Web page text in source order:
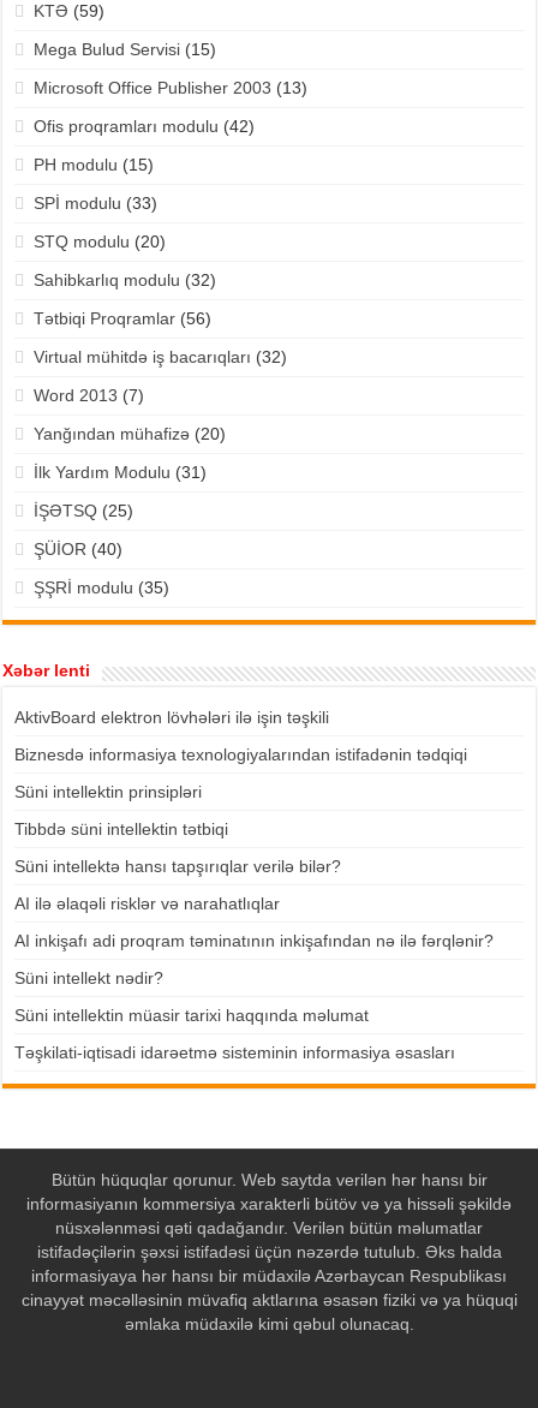
KTƏ (59)
Mega Bulud Servisi(15)
Microsoft Office Publisher 2003 (13)
Ofis proqramları modulu (42)
PH modulu (15)
SPİ modulu (33)
STQ modulu (20)
Sahibkarlıq modulu (32)
Tətbiqi Proqramlar(56)
Virtual mühitdə iş bacarıqları (32)
Word 2013 (7)
Yanğından mühafizə(20)
İlk Yardım Modulu (31)
İŞƏTSQ(25)
ŞÜİOR (40)
ŞŞRİ modulu (35)
Xəbər lenti
AktivBoard elektron lövhələri ilə işin təşkili
Biznesdə informasiya texnologiyalarından istifadənin tədqiqi
Süni intellektin prinsipləri
Tibbdə süni intellektin tətbiqi
Süni intellektə hansı tapşırıqlar verilə bilər?
AI ilə əlaqəli risklər və narahatlıqlar
AI inkişafı adi proqram təminatının inkişafından nə ilə fərqlənir?
Süni intellekt nədir?
Süni intellektin müasir tarixi haqqında məlumat
Təşkilati-iqtisadi idarəetmə sisteminin informasiya əsasları
Bütün hüquqlar qorunur. Web saytda verilən hər hansı bir
informasiyanın kommersiya xarakterli bütöv və ya hissəli şəkildə
nüsxələnməsi qəti qadağandır. Verilən bütün məlumatlar
istifadəçilərin şəxsi istifadəsi üçün nəzərdə tutulub. Əks halda
informasiyaya hər hansı bir müdaxilə Azərbaycan Respublikası
cinayyət məcəlləsinin müvafiq aktlarına əsasən fiziki və ya hüquqi
əmlaka müdaxilə kimi qəbul olunacaq.